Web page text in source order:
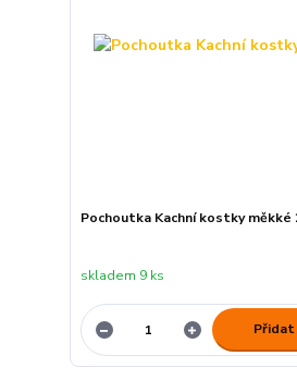
Pochoutka Kachní kostky měkké
skladem 9 ks
Přidat